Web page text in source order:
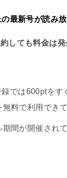
最新号が読み
しても料金は
では600ptをす
料で利用でき
間が開催され